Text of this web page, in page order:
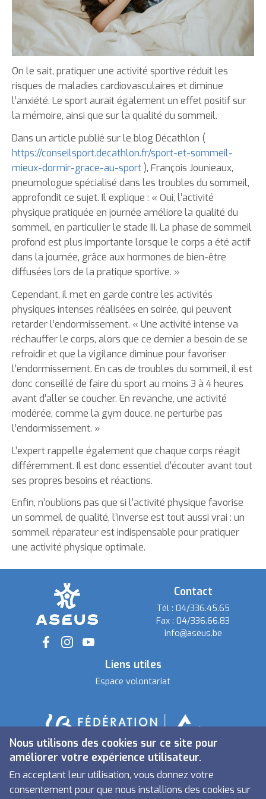
On le sait, pratiquer une activité sportive réduit les
risques de maladies cardiovasculaires et diminue
l’anxiété. Le sport aurait également un effet positif sur
la mémoire, ainsi que sur la qualité du sommeil.
Dans un article publié sur le blog Décathlon (
https://conseilsport.decathlon.fr/sport-et-sommeil-
mieux-dormir-grace-au-sport ), François Jounieaux,
pneumologue spécialisé dans les troubles du sommeil,
approfondit ce sujet. Il explique : « Oui, l’activité
physique pratiquée en journée améliore la qualité du
sommeil, en particulier le stade III. La phase de sommeil
profond est plus importante lorsque le corps a été actif
dans la journée, grâce aux hormones de bien-être
diffusées lors de la pratique sportive. »
Cependant, il met en garde contre les activités
physiques intenses réalisées en soirée, qui peuvent
retarder l’endormissement. « Une activité intense va
réchauffer le corps, alors que ce dernier a besoin de se
refroidir et que la vigilance diminue pour favoriser
l’endormissement. En cas de troubles du sommeil, il est
donc conseillé de faire du sport au moins 3 à 4 heures
avant d’aller se coucher. En revanche, une activité
modérée, comme la gym douce, ne perturbe pas
l’endormissement. »
L’expert rappelle également que chaque corps réagit
différemment. Il est donc essentiel d’écouter avant tout
ses propres besoins et réactions.
Enfin, n’oublions pas que si l’activité physique favorise
un sommeil de qualité, l’inverse est tout aussi vrai : un
sommeil réparateur est indispensable pour pratiquer
une activité physique optimale.
Social
Contact
Tél : 04/336.45.65
Fax :04/336.66.83
info@aseus.be
Liens utiles
Espace volontariat
Nous utilisons des cookies sur ce site pour
améliorer votre expérience utilisateur.
En acceptant leur utilisation, vous donnez votre
consentement pour que nous installions des cookies sur